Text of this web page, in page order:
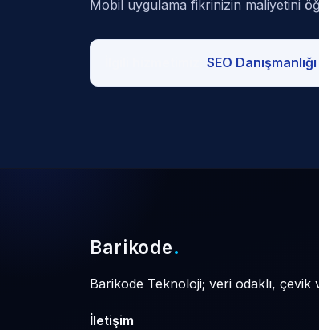
Mobil uygulama fikrinizin maliyetini
SEO Danışmanlığı
Barikode.
Barikode Teknoloji; veri odaklı,
İletişim